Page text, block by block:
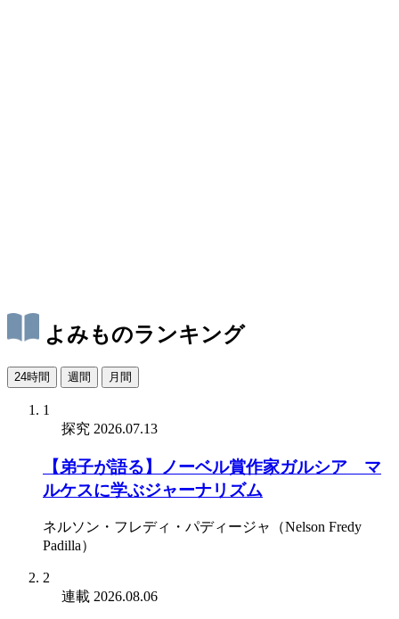
よみものランキング
24時間 週間 月間
1
探究 2026.07.13
【弟子が語る】ノーベル賞作家ガルシア゠マ
ルケスに学ぶジャーナリズム
ネルソン・フレディ・パディージャ（Nelson Fredy
Padilla）
2
連載 2026.08.06